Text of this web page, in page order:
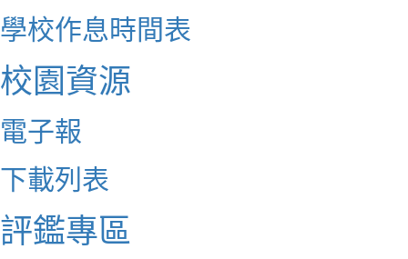
學校作息時間表
校園資源
電子報
下載列表
評鑑專區